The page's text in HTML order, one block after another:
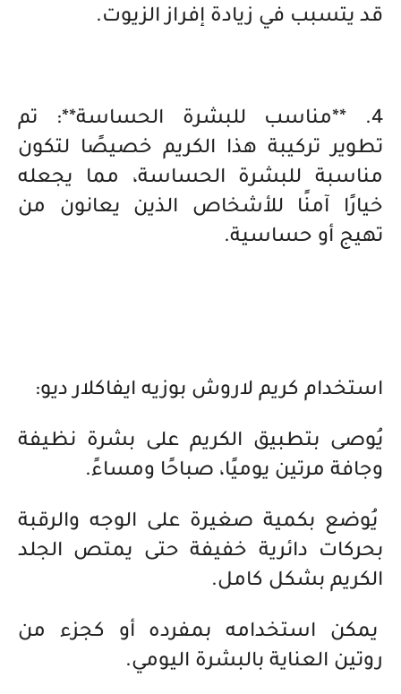
قد يتسبب في زيادة إفراز الزيوت.
4. **مناسب للبشرة الحساسة**: تم
تطوير تركيبة هذا الكريم خصيصًا لتكون
مناسبة للبشرة الحساسة، مما يجعله
خيارًا آمنًا للأشخاص الذين يعانون من
تهيج أو حساسية.
استخدام كريم لاروش بوزيه ايفاكلار ديو:
يُوصى بتطبيق الكريم على بشرة نظيفة
وجافة مرتين يوميًا، صباحًا ومساءً.
يُوضع بكمية صغيرة على الوجه والرقبة
بحركات دائرية خفيفة حتى يمتص الجلد
الكريم بشكل كامل.
يمكن استخدامه بمفرده أو كجزء من
روتين العناية بالبشرة اليومي.